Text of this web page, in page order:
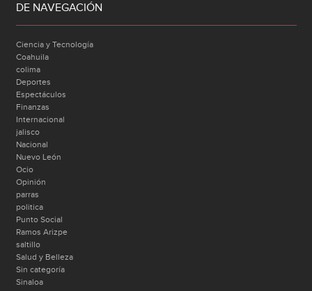
DE NAVEGACIÓN
Ciencia y Tecnología
Coahuila
colima
Deportes
Espectáculos
Finanzas
Internacional
jalisco
Nacional
Nuevo León
Ocio
Opinión
parras
politica
Punto Social
Ramos Arizpe
saltillo
Salud y Belleza
Sin categoría
Sinaloa